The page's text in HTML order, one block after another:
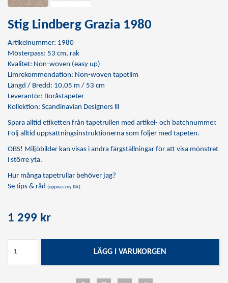
Stig Lindberg Grazia 1980
Artikelnummer: 1980
Mösterpass: 53 cm, rak
Kvalitet: Non-woven (easy up)
Limrekommendation: Non-woven tapetlim
Längd / Bredd: 10,05 m / 53 cm
Leverantör: Boråstapeter
Kollektion: Scandinavian Designers lll
Spara alltid etiketten från tapetrullen med artikel- och batchnummer.
Följ alltid uppsättningsinstruktionerna som följer med tapeten.
OBS! Miljöbilder kan visas i andra färgställningar för att visa mönstret
i större yta.
Hur många tapetrullar behöver jag?
Se tips & råd (öppnas i ny flik)
1 299 kr
LÄGG I VARUKORGEN